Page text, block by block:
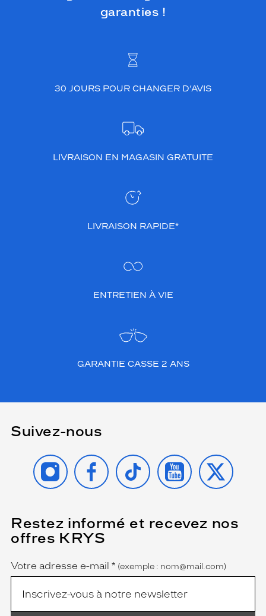
garanties !
30 JOURS POUR CHANGER D’AVIS
LIVRAISON EN MAGASIN GRATUITE
LIVRAISON RAPIDE*
ENTRETIEN À VIE
GARANTIE CASSE 2 ANS
Suivez-nous
INSTAGRAMFACEBOOK
TIKTOK YOUTUBE
X
Restez informé et recevez nos
offres KRYS
Name
Votre adresse e-mail *
(Ce
champ
est
(exemple : nom@mail.com)